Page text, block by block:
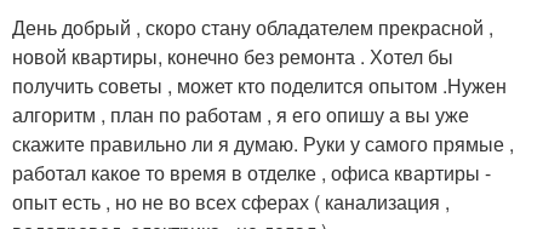
День добрый , скоро стану обладателем прекрасной ,
новой квартиры, конечно без ремонта . Хотел бы
получить советы , может кто поделится опытом .Нужен
алгоритм , план по работам , я его опишу а вы уже
скажите правильно ли я думаю. Руки у самого прямые ,
работал какое то время в отделке , офиса квартиры -
опыт есть , но не во всех сферах ( канализация ,